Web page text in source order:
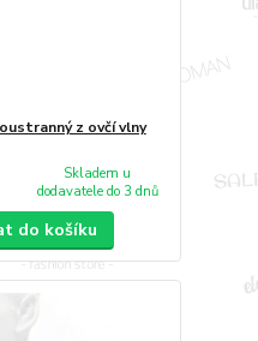
z ovčí vlny
Skladem u
dodavatele do 3 dnů
do košíku